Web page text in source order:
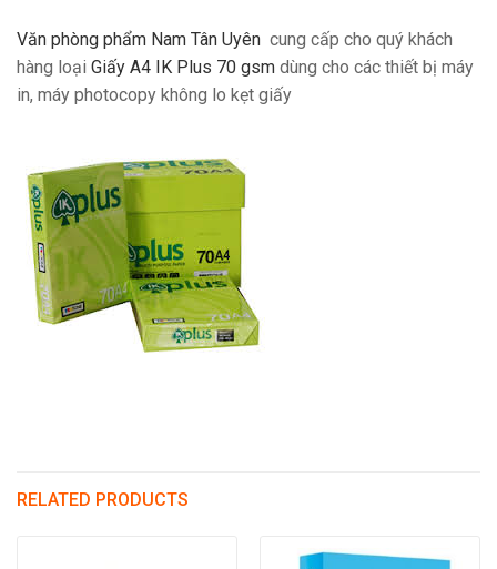
Văn phòng phẩm Nam Tân Uyên cung cấp cho quý khách
hàng loại Giấy A4 IK Plus 70 gsm dùng cho các thiết bị máy
in, máy photocopy không lo kẹt giấy
RELATED PRODUCTS